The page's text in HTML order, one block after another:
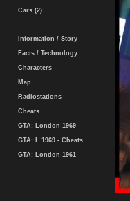
Cars (2)
Information / Story
Facts / Technology
Characters
Map
Radiostations
Cheats
GTA: London 1969
GTA: L 1969 - Cheats
GTA: London 1961